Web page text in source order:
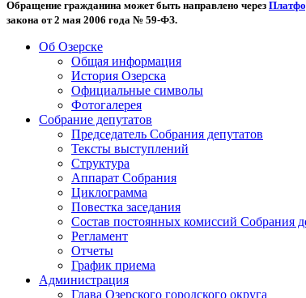
Обращение гражданина может быть направлено через
закона от 2 мая 2006 года № 59-ФЗ.
Об Озерске
Общая информация
История Озерска
Официальные символы
Фотогалерея
Собрание депутатов
Председатель Собрания депутатов
Тексты выступлений
Структура
Аппарат Собрания
Циклограмма
Повестка заседания
Состав постоянных комиссий Собрания
Регламент
Отчеты
График приема
Администрация
Глава Озерского городского округа